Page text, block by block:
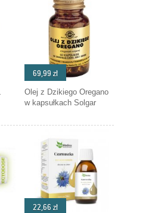
69,99 zł
Olej z Dzikiego Oregano
w kapsułkach Solgar
22,66 zł